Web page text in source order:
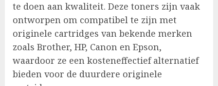
te doen aan kwaliteit. Deze toners zijn vaak
ontworpen om compatibel te zijn met
originele cartridges van bekende merken
zoals Brother, HP, Canon en Epson,
waardoor ze een kosteneffectief alternatief
bieden voor de duurdere originele